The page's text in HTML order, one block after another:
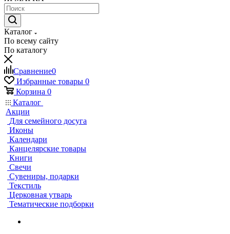
Каталог
По всему сайту
По каталогу
Сравнение0
Избранные товары 0
Корзина 0
Каталог
Акции
Для семейного досуга
Иконы
Календари
Канцелярские товары
Книги
Свечи
Сувениры, подарки
Текстиль
Церковная утварь
Тематические подборки